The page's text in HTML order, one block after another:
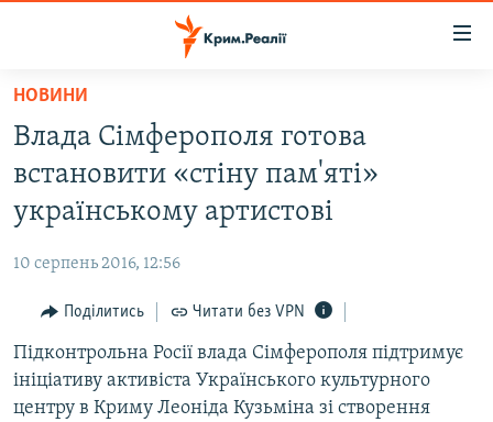
Перейти
основного
матеріалу
Перейти
до
основної
навігації
Перейти
пошуку
ВОДА.КРИМ
ВІДЕО ТА ФОТО
БЛОГИ
ПОГЛЯД
ІНТЕРВ'Ю
ВСЕ ЗА ДЕНЬ
НОВИНИ
Влада Сімферополя готова
встановити «стіну пам'яті»
українському артистові
10 серпень 2016, 12:56
Поділитись Читати без VPN
Підконтрольна Росії влада Сімферополя підтримує
ініціативу активіста Українського культурного
центру в Криму Леоніда Кузьміна зі створення